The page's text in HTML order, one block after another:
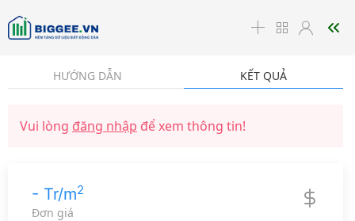
HƯỚNG DẪN KẾT QUẢ
Vui lòng đăng nhập để xem thông tin!
- Tr/m2
Đơn giá
☰